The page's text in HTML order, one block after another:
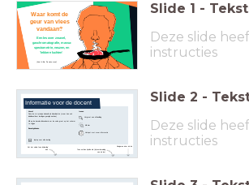
Waar komt de
geur van vlees
vandaan?
Een les over zwavel,
gaschromatografie, massa-
spectometrie, neuzen, en
'lekkere luchten'
(Koot & Bie, 'De vieze man')
Slide 1 -
Deze slide
instructies
Informatie voor de docent
Vooraf
Deze les is in principe bedoeld als klassikale les (maar kan ook
individueel door leerlingen gevolgd worden)
Klik op de lescode linksonderin om de code groot op het scherm
te krijgen
Benodigdheden
Iconen
Zet het vinkje 'toon bij leerling'
aan
Toon notities bij elke dia (bij voorbereiding
van de les)
Navigeren door de les
Vergroot een afbeelding
Klik hier
Hotspot met meer informatie
laptop voor elke leerling
Slide 2 -
Deze slide
instructies